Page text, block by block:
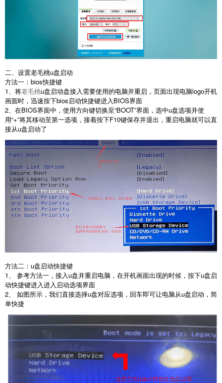
二、设置老毛桃u盘启动
方法一：bios快捷键
1、将老毛桃u盘启动盘接入需要使用的电脑并重启，页面出现电脑logo开机
画面时，迅速按下bios启动快捷键进入BIOS界面
2、在BIOS界面中，使用方向键切换至“BOOT”界面，选中u盘选项并使
用“+”将其移动至第一选项，接着按下F10键保存并退出，重启电脑就可以直
接从u盘启动了
方法二：u盘启动快捷键
1、 参考方法一，接入u盘并重启电脑，在开机画面出现的时候，按下u盘启
动快捷键进入进入启动选项界面
2、 如图所示，我们直接选择u盘对应选项，回车即可让电脑从u盘启动，简
单快捷